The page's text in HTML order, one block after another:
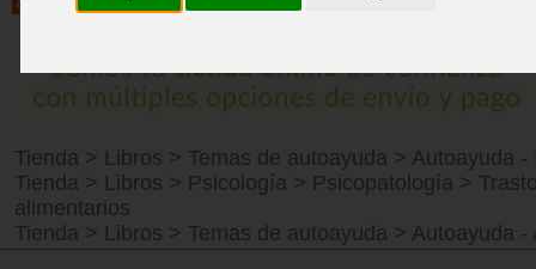
Tienda > Libros > Temas de autoayuda > Autoayuda -
Tienda > Libros > Psicología > Psicopatología >
alimentarios
Tienda > Libros > Temas de autoayuda > Autoayuda -